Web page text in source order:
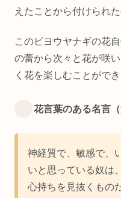
えたことから付けられ
このビヨウヤナギの花
の蕾から次々と花が咲
く花を楽しむことができ
花言葉のある名言（
神経質で、敏感で、
いと思っている奴は
心持ちを見抜くもの